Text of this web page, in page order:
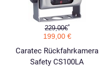
229,00€*
199,00 €
Caratec Rückfahrkamera
Safety CS100LA